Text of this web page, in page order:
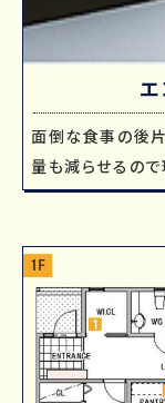
面倒な食事の後片
量も減らせるので